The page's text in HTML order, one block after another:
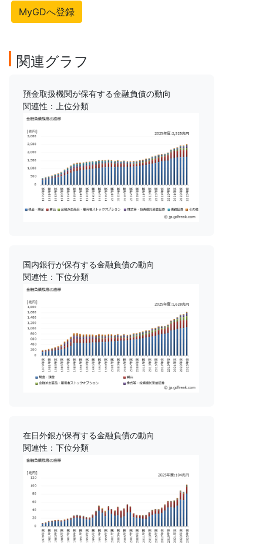
MyGDへ登録
関連グラフ
預金取扱機関が保有する金融負債の動向
関連性：上位分類
国内銀行が保有する金融負債の動向
関連性：下位分類
在日外銀が保有する金融負債の動向
関連性：下位分類